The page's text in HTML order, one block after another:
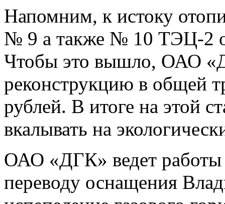
Напомним, к истоку
№ 9 а также № 10 ТЭЦ-2
Чтобы это вышло, ОАО
реконструкцию в общей
рублей. В итоге на этой
вкалывать на
ОАО «ДГК» ведет работы
переводу оснащения